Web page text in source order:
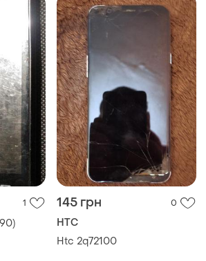
1 145 грн 0
HTC
Htc 2q72100